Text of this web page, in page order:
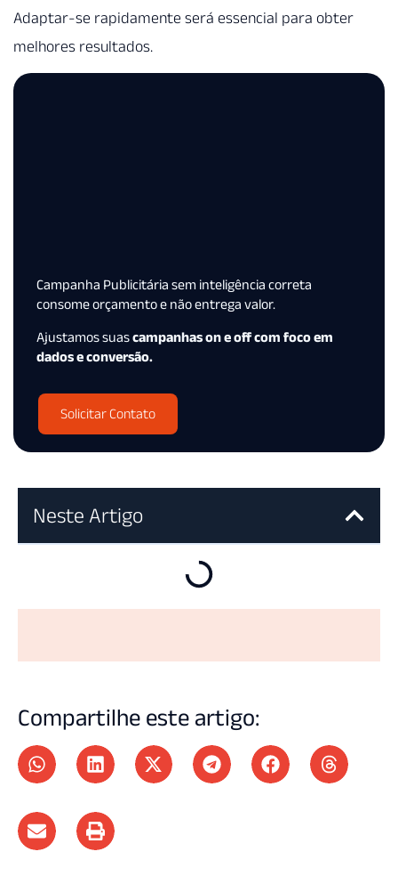
Adaptar-se rapidamente será essencial para obter
melhores resultados.
Campanha Publicitária sem inteligência correta
consome orçamento e não entrega valor.
Ajustamos suascampanhas on e off com foco em
dados e conversão.
Solicitar Contato
Neste Artigo
Compartilhe este artigo: